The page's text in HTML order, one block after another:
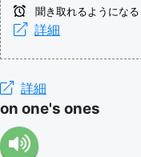
聞き取れるようになる
詳細
詳細
on one's ones